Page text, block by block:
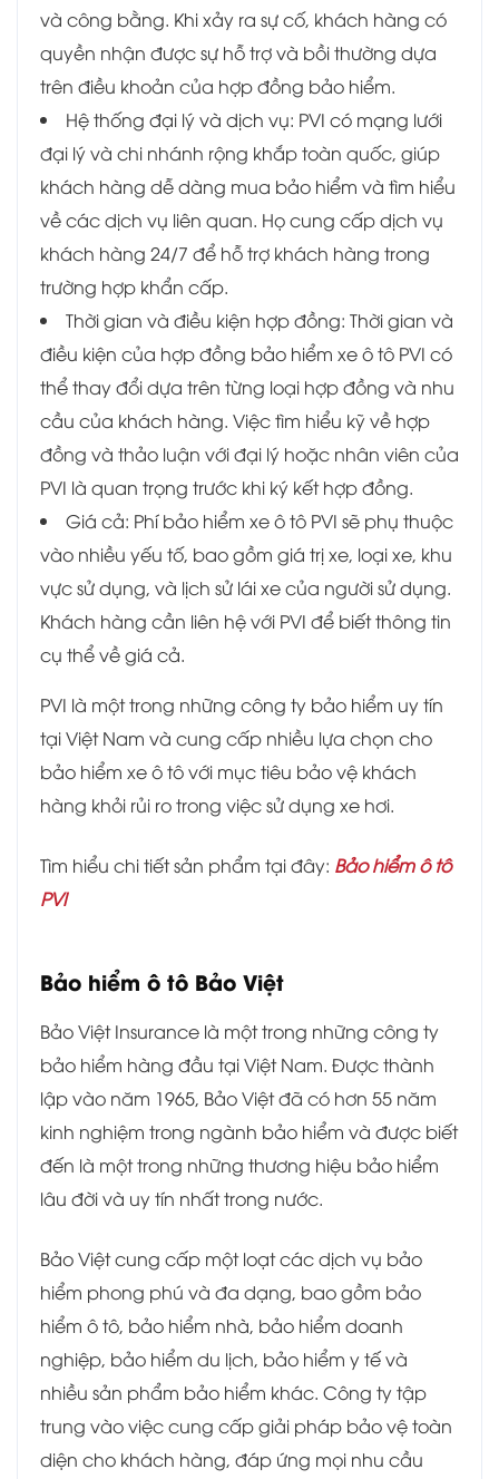
và công bằng. Khi xảy ra sự cố, khách hàng có
quyền nhận được sự hỗ trợ và bồi thường dựa
trên điều khoản của hợp đồng bảo hiểm.
Hệ thống đại lý và dịch vụ: PVI có mạng lưới
đại lý và chi nhánh rộng khắp toàn quốc, giúp
khách hàng dễ dàng mua bảo hiểm và tìm hiểu
về các dịch vụ liên quan. Họ cung cấp dịch vụ
khách hàng 24/7 để hỗ trợ khách hàng trong
trường hợp khẩn cấp.
Thời gian và điều kiện hợp đồng: Thời gian và
điều kiện của hợp đồng bảo hiểm xe ô tô PVI có
thể thay đổi dựa trên từng loại hợp đồng và nhu
cầu của khách hàng. Việc tìm hiểu kỹ về hợp
đồng và thảo luận với đại lý hoặc nhân viên của
PVI là quan trọng trước khi ký kết hợp đồng.
Giá cả: Phí bảo hiểm xe ô tô PVI sẽ phụ thuộc
vào nhiều yếu tố, bao gồm giá trị xe, loại xe, khu
vực sử dụng, và lịch sử lái xe của người sử dụng.
Khách hàng cần liên hệ với PVI để biết thông tin
cụ thể về giá cả.
PVI là một trong những công ty bảo hiểm uy tín
tại Việt Nam và cung cấp nhiều lựa chọn cho
bảo hiểm xe ô tô với mục tiêu bảo vệ khách
hàng khỏi rủi ro trong việc sử dụng xe hơi.
Tìm hiểu chi tiết sản phẩm tại đây: Bảo hiểm ô tô
PVI
Bảo hiểm ô tô Bảo Việt
Bảo Việt Insurance là một trong những công ty
bảo hiểm hàng đầu tại Việt Nam. Được thành
lập vào năm 1965, Bảo Việt đã có hơn 55 năm
kinh nghiệm trong ngành bảo hiểm và được biết
đến là một trong những thương hiệu bảo hiểm
lâu đời và uy tín nhất trong nước.
Bảo Việt cung cấp một loạt các dịch vụ bảo
hiểm phong phú và đa dạng, bao gồm bảo
hiểm ô tô, bảo hiểm nhà, bảo hiểm doanh
nghiệp, bảo hiểm du lịch, bảo hiểm y tế và
nhiều sản phẩm bảo hiểm khác. Công ty tập
trung vào việc cung cấp giải pháp bảo vệ toàn
diện cho khách hàng, đáp ứng mọi nhu cầu